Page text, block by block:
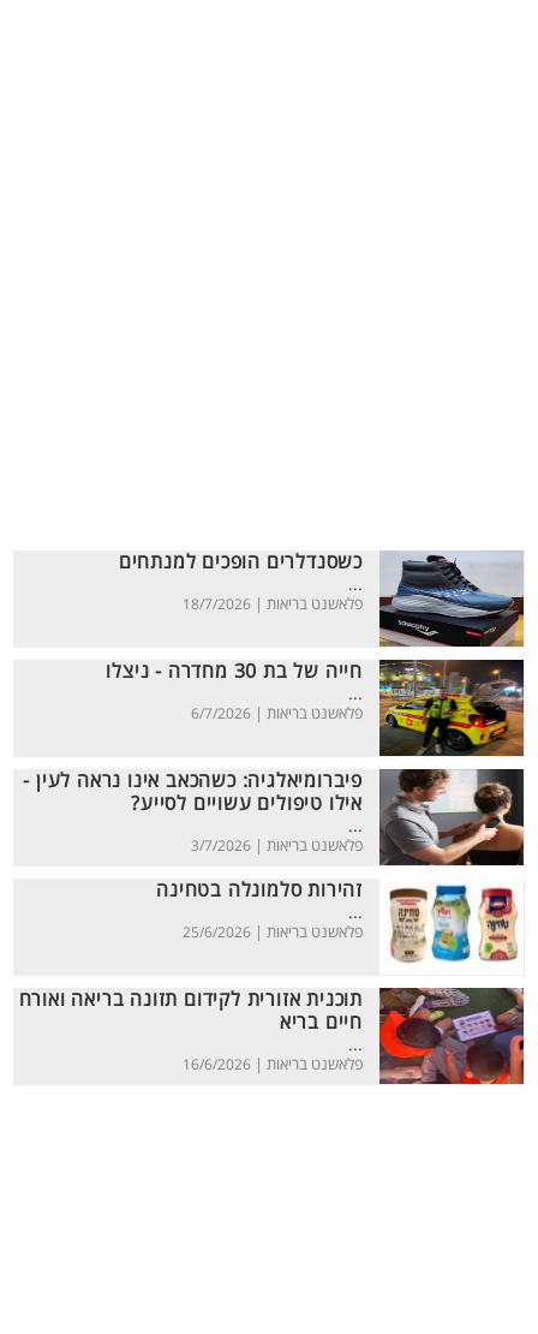
כשסנדלרים הופכים למנתחים
...
פלאשנט בריאות | 18/7/2026
חייה של בת 30 מחדרה - ניצלו
...
פלאשנט בריאות | 6/7/2026
פיברומיאלגיה: כשהכאב אינו נראה לעין -
אילו טיפולים עשויים לסייע?
...
פלאשנט בריאות | 3/7/2026
זהירות סלמונלה בטחינה
...
פלאשנט בריאות | 25/6/2026
תוכנית אזורית לקידום תזונה בריאה ואורח
חיים בריא
...
פלאשנט בריאות | 16/6/2026